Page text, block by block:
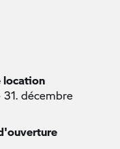
location
31. décembre